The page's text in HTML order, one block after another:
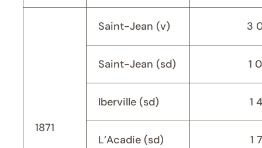
1871
Saint-Jean (v) 3
Saint-Jean (sd) 1
Iberville (sd) 1
L’Acadie (sd) 1